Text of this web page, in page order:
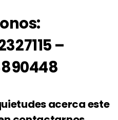
–
acerca este